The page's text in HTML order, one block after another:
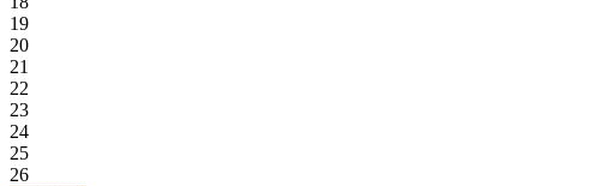
19
20
21
22
23
24
25
26